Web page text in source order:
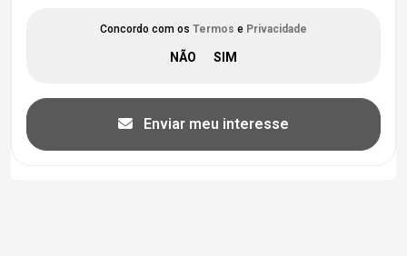
Concordo com os Termos e Privacidade
Enviar meu interesse